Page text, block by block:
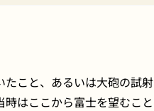
こと、あるいは大砲の試
はここから富士を望むこ